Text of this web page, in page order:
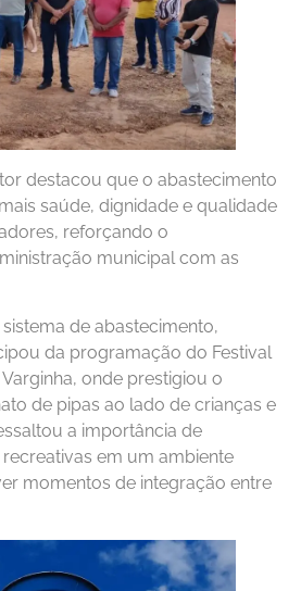
destacou que o abastecimento
saúde, dignidade e qualidade
reforçando o
municipal com as
de abastecimento,
da programação do Festival
onde prestigiou o
de pipas ao lado de crianças e
a importância de
em um ambiente
momentos de integração entre